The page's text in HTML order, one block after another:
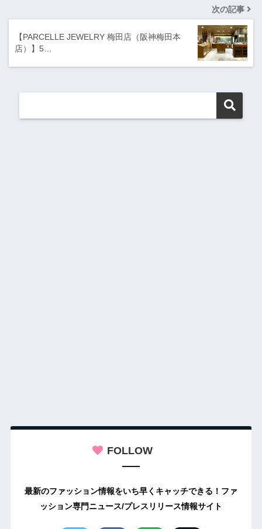
次の記事
【PARCELLE JEWELRY 梅田店（阪神梅田本
店）】5…
FOLLOW
最新のファッション情報をいち早くキャッチできる！ファ
ッション専門ニュース/プレスリリース情報サイト